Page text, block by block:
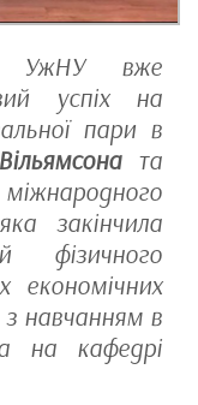
УжНУ вже
успіх на
пари в
та
закінчила
фізичного
економічних
з навчанням в
на кафедрі